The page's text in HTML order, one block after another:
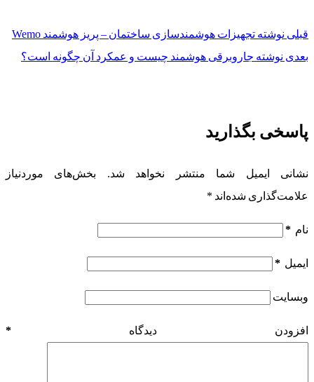
قبلی نوشته تجهیزات هوشمندسازی ساختمان – پریز هوشمند Wemo
بعدی نوشته جاروبرقی هوشمند چیست و عمکرد آن چگونه است؟
پاسخی بگذارید
نشانی ایمیل شما منتشر نخواهد شد.
بخش‌های موردنیاز
علامت‌گذاری شده‌اند *
نام *
ایمیل *
وبسایت
افزودن دیدگاه *